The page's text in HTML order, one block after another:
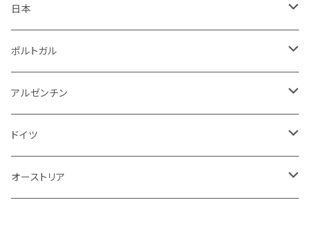
白
赤
スパークリング
白
赤
日本
スパークリング
白
赤
ポルトガル
白
赤
アルゼンチン
赤
ドイツ
ロゼ
オーストリア